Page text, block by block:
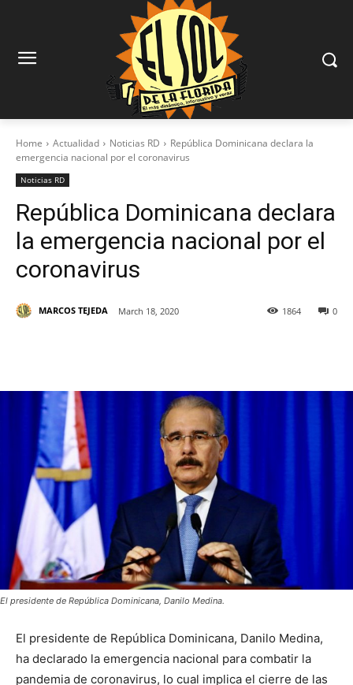
Home Actualidad Noticias RD
República Dominicana declara la
emergencia nacional por el coronavirus
Noticias RD
República Dominicana declara
la emergencia nacional por el
coronavirus
MARCOS TEJEDA March 18, 2020 0
1864
El presidente de República Dominicana, Danilo Medina.
El presidente de República Dominicana, Danilo Medina,
ha declarado la emergencia nacional para combatir la
pandemia de coronavirus, lo cual implica el cierre de las